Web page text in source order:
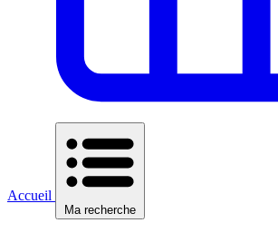
Accueil
Ma recherche